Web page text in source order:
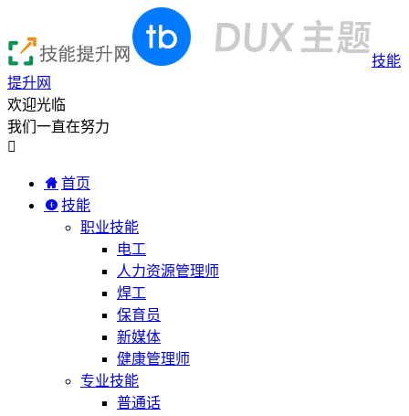
技能
提升网
欢迎光临
我们一直在努力

首页
技能
职业技能
电工
人力资源管理师
焊工
保育员
新媒体
健康管理师
专业技能
普通话